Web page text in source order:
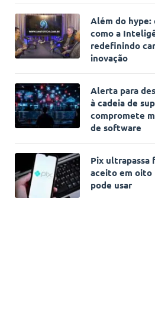
Além do hype:
como a
redefinindo
inovação
Alerta para
à cadeia de
compromete
de software
Pix ultrapassa
aceito em oito
pode usar